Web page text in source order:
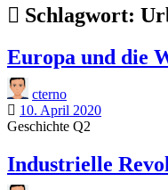
Schlagwort:
Europa und die
cterno
10. April 2020
Geschichte Q2
Industrielle